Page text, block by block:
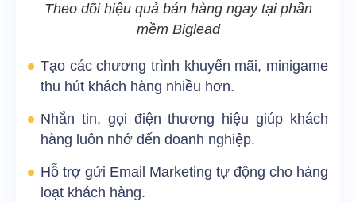
Theo dõi hiệu quả bán hàng ngay tại phần
mềm Biglead
Tạo các chương trình khuyến mãi, minigame
thu hút khách hàng nhiều hơn.
Nhắn tin, gọi điện thương hiệu giúp khách
hàng luôn nhớ đến doanh nghiệp.
Hỗ trợ gửi Email Marketing tự động cho hàng
loạt khách hàng.